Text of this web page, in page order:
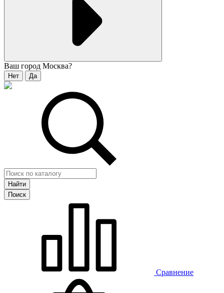
Ваш город Москва?
Нет Да
Сравнение